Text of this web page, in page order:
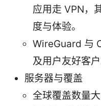
应用走 VPN，
度与体验。
WireGuard 与
及用户友好客
服务器与覆盖
全球覆盖数量